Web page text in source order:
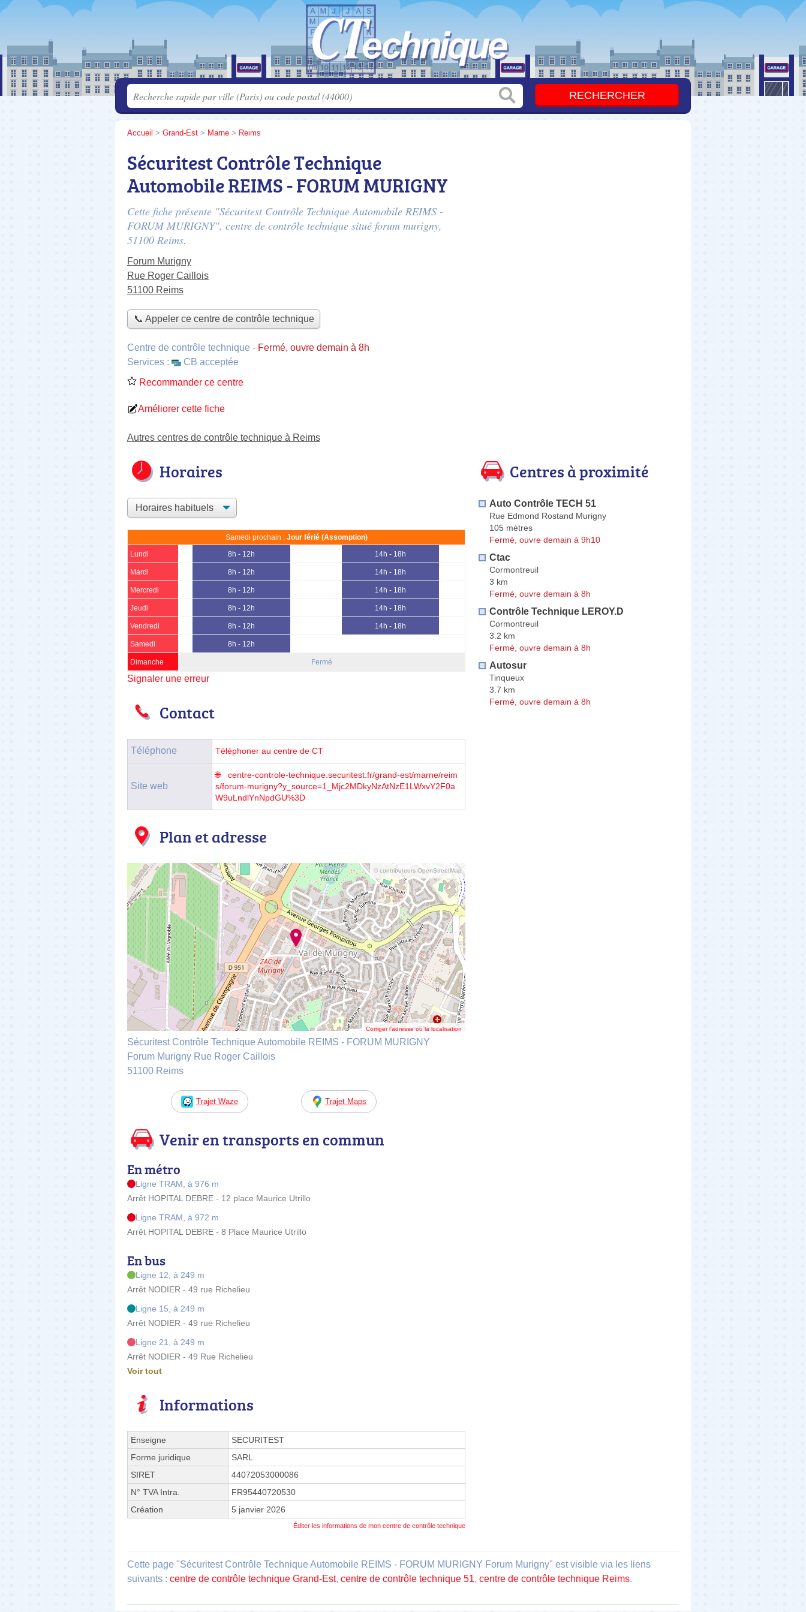
Accueil > Grand-Est > Marne > Reims
Sécuritest Contrôle Technique
Automobile REIMS - FORUM MURIGNY
Cette fiche présente "Sécuritest Contrôle Technique Automobile REIMS -
FORUM MURIGNY", centre de contrôle technique situé forum murigny,
51100 Reims.
Forum Murigny
Rue Roger Caillois
51100 Reims
📞 Appeler ce centre de contrôle technique
Centre de contrôle technique - Fermé, ouvre demain à 8h
Services :
CB acceptée
Recommander ce centre
Améliorer cette fiche
Autres centres de contrôle technique à Reims
Horaires
Samedi prochain : Jour férié (Assomption)
Lundi 8h - 12h 14h - 18h
Mardi 8h - 12h 14h - 18h
Mercredi 8h - 12h 14h - 18h
Jeudi 8h - 12h 14h - 18h
Vendredi 8h - 12h 14h - 18h
Samedi 8h - 12h
Dimanche Fermé
Signaler une erreur
Contact
Téléphone Téléphoner au centre de CT
Site web
centre-controle-technique.securitest.fr/grand-est/marne/reim
s/forum-murigny?y_source=1_Mjc2MDkyNzAtNzE1LWxvY2F0a
W9uLndlYnNpdGU%3D
Plan et adresse
© contributeurs OpenStreetMap
Corriger l’adresse ou la localisation
Sécuritest Contrôle Technique Automobile REIMS - FORUM MURIGNY
Forum Murigny Rue Roger Caillois
51100 Reims
Trajet Waze Trajet Maps
Venir en transports en commun
En métro
Ligne TRAM, à 976 m
Arrêt HOPITAL DEBRE - 12 place Maurice Utrillo
Ligne TRAM, à 972 m
Arrêt HOPITAL DEBRE - 8 Place Maurice Utrillo
En bus
Ligne 12, à 249 m
Arrêt NODIER - 49 rue Richelieu
Ligne 15, à 249 m
Arrêt NODIER - 49 rue Richelieu
Ligne 21, à 249 m
Arrêt NODIER - 49 Rue Richelieu
Voir tout
Informations
Enseigne
SECURITEST
Forme juridique
SARL
SIRET
44072053000086
N° TVA Intra.
FR95440720530
Création
5 janvier 2026
Éditer les informations de mon centre de contrôle technique
Centres à proximité
Auto Contrôle TECH 51
Rue Edmond Rostand Murigny
105 mètres
Fermé, ouvre demain à 9h10
Ctac
Cormontreuil
3 km
Fermé, ouvre demain à 8h
Contrôle Technique LEROY.D
Cormontreuil
3.2 km
Fermé, ouvre demain à 8h
Autosur
Tinqueux
3.7 km
Fermé, ouvre demain à 8h
Cette page "Sécuritest Contrôle Technique Automobile REIMS - FORUM MURIGNY Forum Murigny" est visible via les liens
suivants : centre de contrôle technique Grand-Est, centre de contrôle technique 51, centre de contrôle technique Reims.